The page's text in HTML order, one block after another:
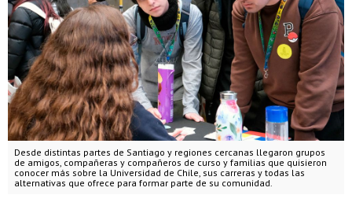
Desde distintas partes de Santiago y regiones cercanas llegaron grupos
de amigos, compañeras y compañeros de curso y familias que quisieron
conocer más sobre la Universidad de Chile, sus carreras y todas las
alternativas que ofrece para formar parte de su comunidad.